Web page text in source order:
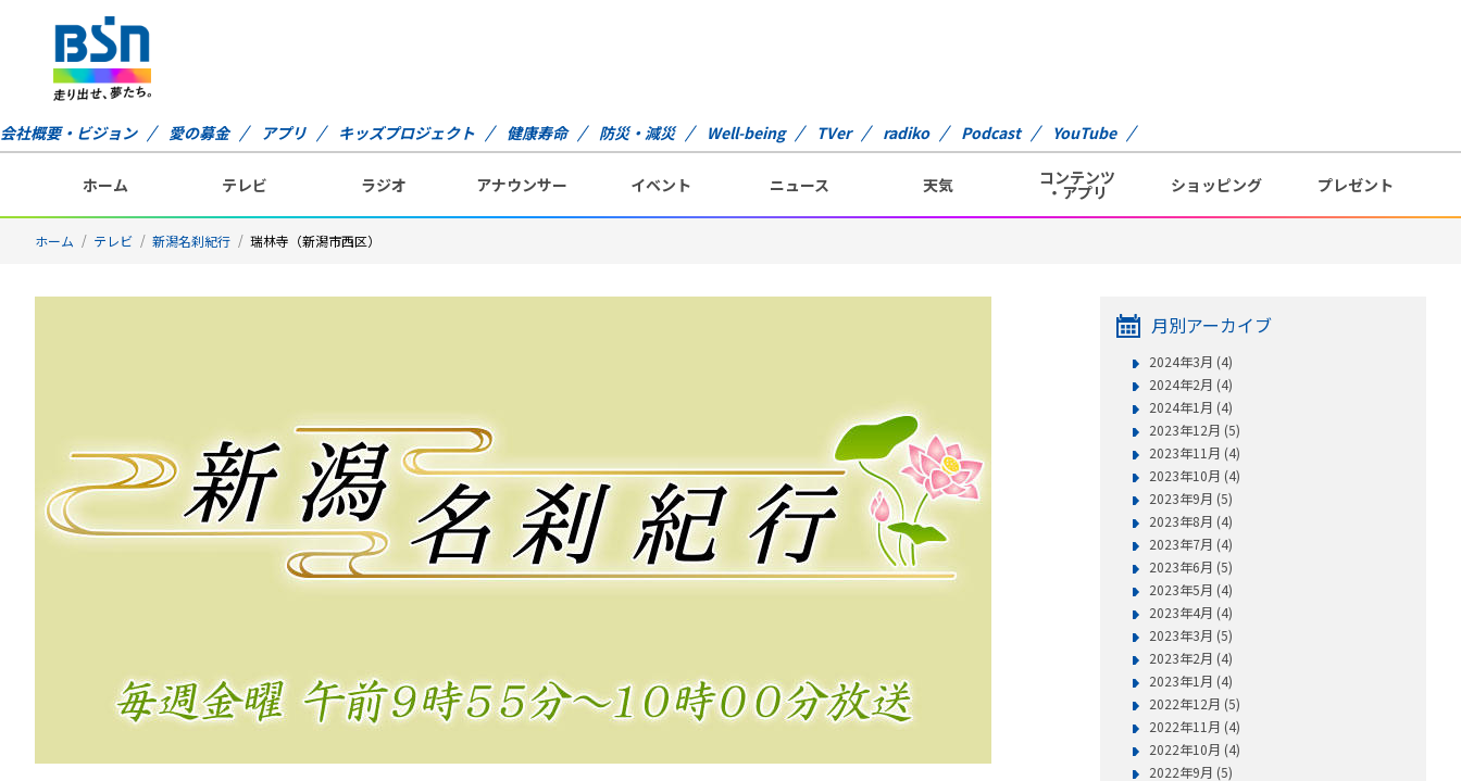
会社概要・ビジョン 愛の募金 アプリ キッズプロジェクト 健康寿命 防災・減災 Well-being TVer radiko Podcast YouTube
ホーム テレビ ラジオ アナウンサー イベント ニュース 天気 コンテンツ
・アプリ ショッピング プレゼント
ホーム テレビ 新潟名刹紀行 瑞林寺（新潟市西区）
月別アーカイブ
2024年3月 (4)
2024年2月 (4)
2024年1月 (4)
2023年12月 (5)
2023年11月 (4)
2023年10月 (4)
2023年9月 (5)
2023年8月 (4)
2023年7月 (4)
2023年6月 (5)
2023年5月 (4)
2023年4月 (4)
2023年3月 (5)
2023年2月 (4)
2023年1月 (4)
2022年12月 (5)
2022年11月 (4)
2022年10月 (4)
2022年9月 (5)